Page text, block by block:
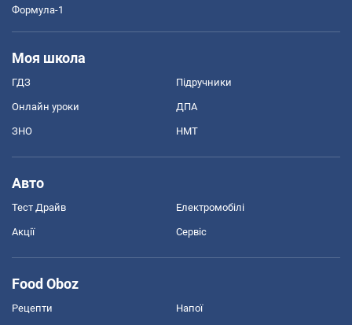
Формула-1
Моя школа
ГДЗ Підручники
Онлайн уроки ДПА
ЗНО НМТ
Авто
Тест Драйв Електромобілі
Акції Сервіс
Food Oboz
Рецепти Напої